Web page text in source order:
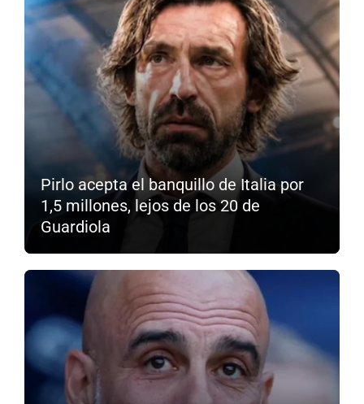
Pirlo acepta el banquillo de Italia por
1,5 millones, lejos de los 20 de
Guardiola